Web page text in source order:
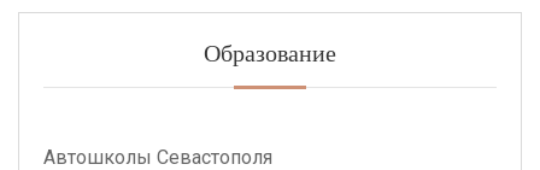
Образование
Автошколы Севастополя